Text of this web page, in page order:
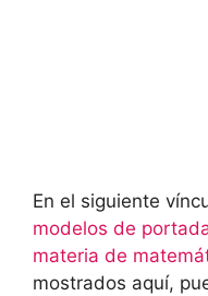
En el siguiente
modelos de
materia de
mostrados aquí,